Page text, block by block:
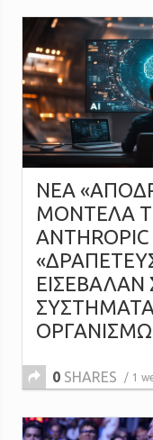
ΝΕΑ
ΜΟΝΤΕΛΑ
ANTHROPIC
ΕΙΣΕΒΑΛΑΝ
0 SHARES 1